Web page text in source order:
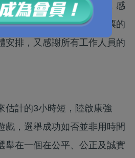
，他指點票過程十分暢順，感
特別是在竹篙灣投票站投票的
安排，又感謝所有工作人員的
估計的3小時短，陸啟康強
戲，選舉成功如否並非用時間
舉在一個在公平、公正及誠實